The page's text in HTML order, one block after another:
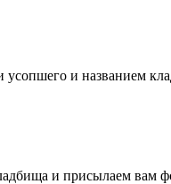
и названием
и присылаем вам